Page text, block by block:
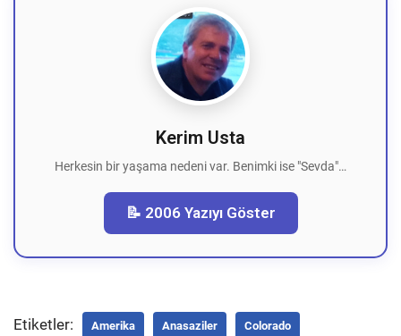
Kerim Usta
Herkesin bir yaşama nedeni var. Benimki ise "Sevda"…
📝 2006 Yazıyı Göster
Etiketler: Amerika Anasaziler Colorado